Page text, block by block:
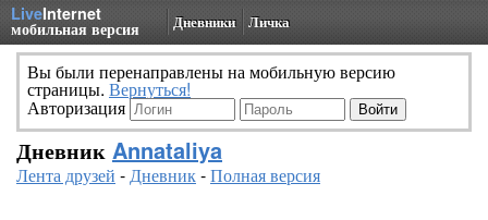
LiveInternet
мобильная версия Дневники Личка
Вы были перенаправлены на мобильную версию
страницы. Вернуться!
Авторизация
Дневник Annataliya
Лента друзей -Дневник-Полная версия